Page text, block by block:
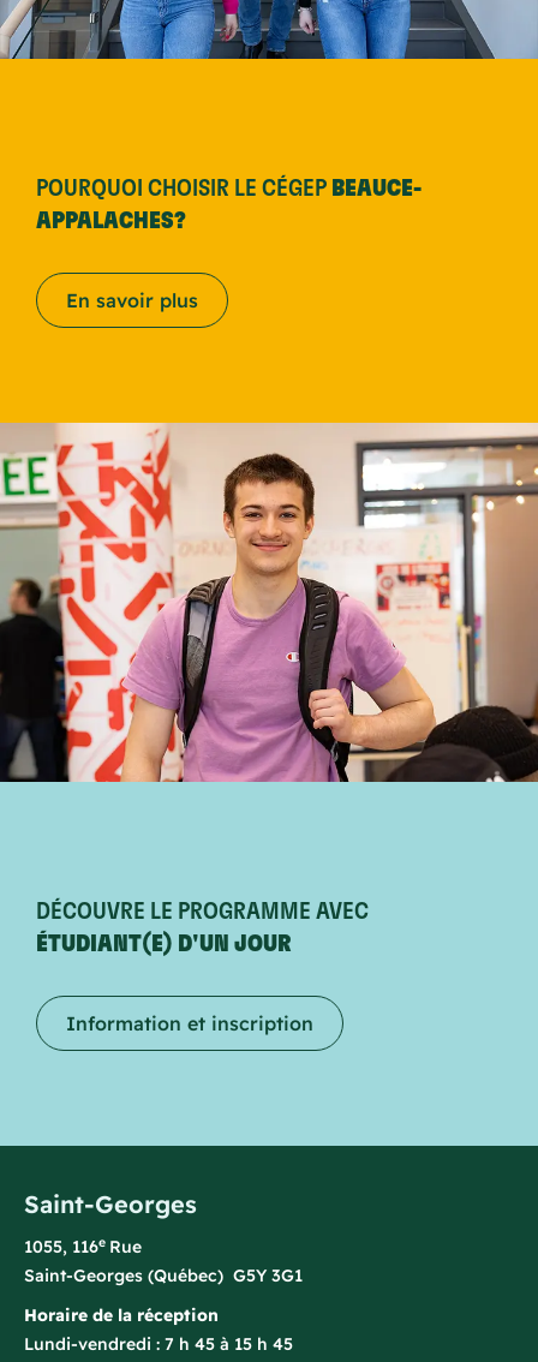
POURQUOI CHOISIR LE CÉGEP BEAUCE-
APPALACHES?
En savoir plus
DÉCOUVRE LE PROGRAMME AVEC
ÉTUDIANT(E) D'UN JOUR
Information et inscription
Saint-Georges
1055, 116e Rue
Saint-Georges (Québec) G5Y 3G1
Horaire de la réception
Lundi-vendredi : 7 h 45 à 15 h 45